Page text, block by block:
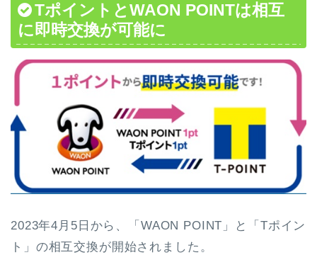
TポイントとWAON POINTは相互
に即時交換が可能に
2023年4月5日から、「WAON POINT」と「Tポイン
ト」の相互交換が開始されました。